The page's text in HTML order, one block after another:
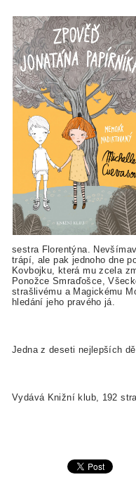
sestra Florentýna.
trápí, ale pak jednoho dne
Kovbojku, která mu zcela
Ponožce Smraďošce,
strašlivému a Magickému
hledání jeho pravého já.
Jedna z deseti nejlepších
Vydává Knižní klub, 192